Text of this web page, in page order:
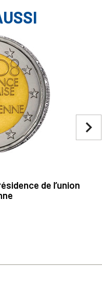
de l’union
navigate_next